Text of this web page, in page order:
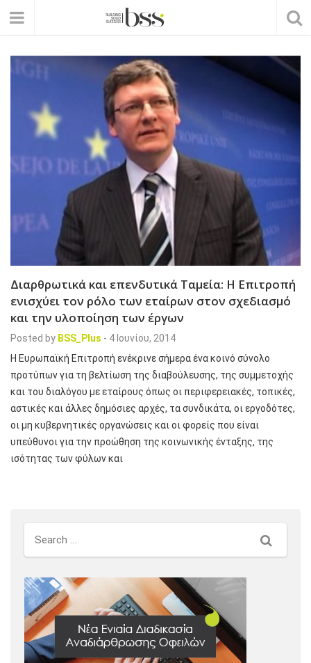
Διαρθρωτικά και επενδυτικά Ταμεία: Η Επιτροπή
ενισχύει τον ρόλο των εταίρων στον σχεδιασμό
και την υλοποίηση των έργων
Posted by BSS_Plus - 4 Ιουνίου, 2014
Η Ευρωπαϊκή Επιτροπή ενέκρινε σήμερα ένα κοινό σύνολο
προτύπων για τη βελτίωση της διαβούλευσης, της συμμετοχής
και του διαλόγου με εταίρους όπως οι περιφερειακές, τοπικές,
αστικές και άλλες δημόσιες αρχές, τα συνδικάτα, οι εργοδότες,
οι μη κυβερνητικές οργανώσεις και οι φορείς που είναι
υπεύθυνοι για την προώθηση της κοινωνικής ένταξης, της
ισότητας των φύλων και
Search